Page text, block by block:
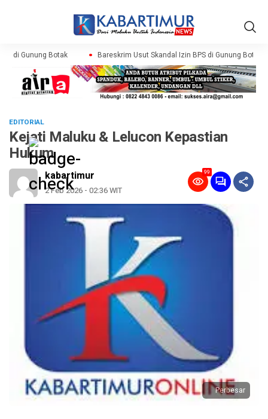
di Gunung Botak Bareskrim Usut Skandal Izin BPS di Gunung Botak
EDITORIAL
Kejati Maluku & Lelucon Kepastian
Hukum
kabartimur
2 Feb 2026 - 02:36 WIT
99
Perbesar